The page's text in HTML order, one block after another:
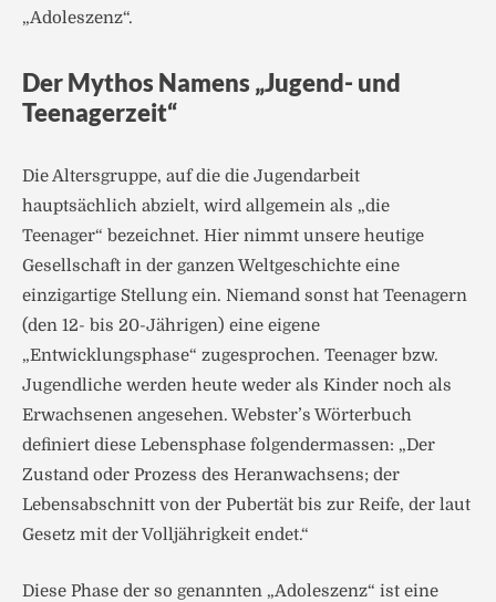
„Adoleszenz“.
Der Mythos Namens „Jugend- und
Teenagerzeit“
Die Altersgruppe, auf die die Jugendarbeit
hauptsächlich abzielt, wird allgemein als „die
Teenager“ bezeichnet. Hier nimmt unsere heutige
Gesellschaft in der ganzen Weltgeschichte eine
einzigartige Stellung ein. Niemand sonst hat Teenagern
(den 12- bis 20-Jährigen) eine eigene
„Entwicklungsphase“ zugesprochen. Teenager bzw.
Jugendliche werden heute weder als Kinder noch als
Erwachsenen angesehen. Webster’s Wörterbuch
definiert diese Lebensphase folgendermassen: „Der
Zustand oder Prozess des Heranwachsens; der
Lebensabschnitt von der Pubertät bis zur Reife, der laut
Gesetz mit der Volljährigkeit endet.“
Diese Phase der so genannten „Adoleszenz“ ist eine